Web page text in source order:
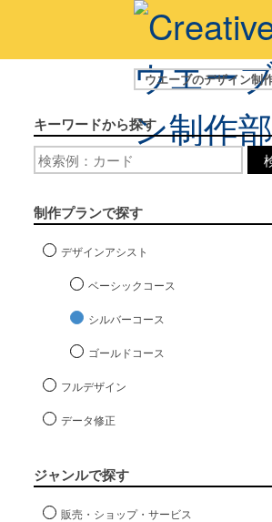
ウエーブのデザイン制
キーワードから探す
制作プランで探す
デザインアシスト
ベーシックコース
シルバーコース
ゴールドコース
フルデザイン
データ修正
ジャンルで探す
販売・ショップ・サービス